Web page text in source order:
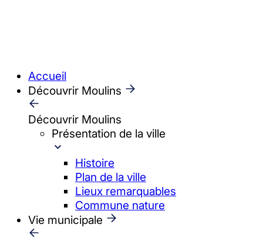
Accueil
Découvrir Moulins
Découvrir Moulins
Présentation de la ville
Histoire
Plan de la ville
Lieux remarquables
Commune nature
Vie municipale